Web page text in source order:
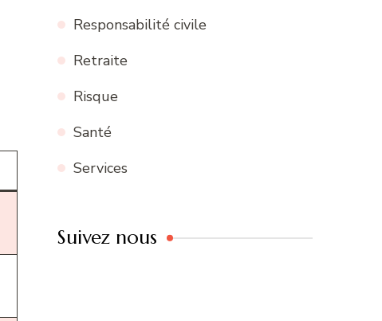
Responsabilité civile
Retraite
Risque
Santé
Services
Suivez nous